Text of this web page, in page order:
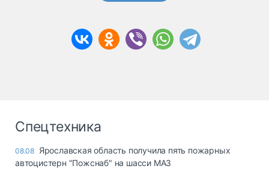
Спецтехника
08.08 Ярославская область получила пять пожарных
автоцистерн "Пожснаб" на шасси МАЗ